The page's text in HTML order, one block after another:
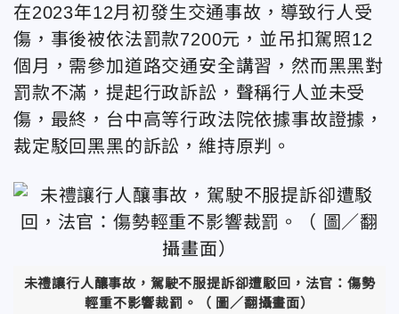
在2023年12月初發生交通事故，導致行人受
傷，事後被依法罰款7200元，並吊扣駕照12
個月，需參加道路交通安全講習，然而黑黑對
罰款不滿，提起行政訴訟，聲稱行人並未受
傷，最終，台中高等行政法院依據事故證據，
裁定駁回黑黑的訴訟，維持原判。
未禮讓行人釀事故，駕駛不服提訴卻遭駁回，法官：傷勢
輕重不影響裁罰。（ 圖／翻攝畫面）